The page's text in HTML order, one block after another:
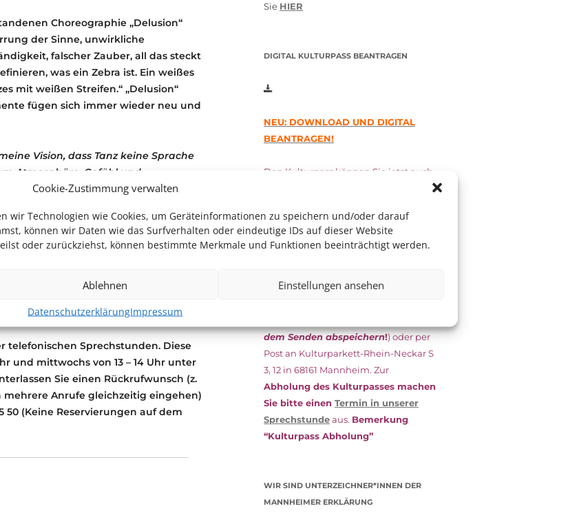
Cookie-Zustimmung verwalten
wir Technologien wie Cookies, um Geräteinformationen zu speichern und/oder darauf
können wir Daten wie das Surfverhalten oder eindeutige IDs auf dieser Website
oder zurückziehst, können bestimmte Merkmale und Funktionen beeinträchtigt werden.
Ablehnen Einstellungen ansehen
DatenschutzerklärungImpressum
Choreographie „Delusion“
der Sinne, unwirkliche
falscher Zauber, all das steckt
was ein Zebra ist. Ein weißes
mit weißen Streifen.“ „Delusion“
fügen sich immer wieder neu und
Vision, dass Tanz keine Sprache
Atmosphäre, Gefühl und
über unsere Existenz sagen.“ – Rami
telefonischen Sprechstunden. Diese
und mittwochs von 13 – 14 Uhr unter
Sie einen Rückrufwunsch (z.
Anrufe gleichzeitig eingehen)
50 (Keine Reservierungen auf dem
Sie HIER
DIGITAL KULTURPASS BEANTRAGEN
NEU: DOWNLOAD UND DIGITAL
BEANTRAGEN!
Den Kulturpass können Sie jetzt auch
esunterschriebenzusammen mit
dem aktuellen
(Bürgergeld/
das Kulturparkett zurück: Per E-Mail
dem Senden abspeichern!) oder per
Post an Kulturparkett-Rhein-Neckar S
3, 12 in 68161 Mannheim. Zur
Abholung des Kulturpasses machen
Sie bitte einen Termin in unserer
Sprechstundeaus. Bemerkung
“Kulturpass Abholung”
WIR SIND UNTERZEICHNER*INNEN DER
MANNHEIMER ERKLÄRUNG